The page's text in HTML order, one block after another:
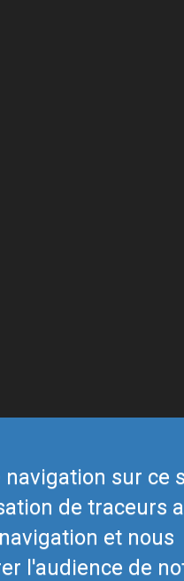
sur ce
de traceurs
et nous
l'audience de
privée Back to top